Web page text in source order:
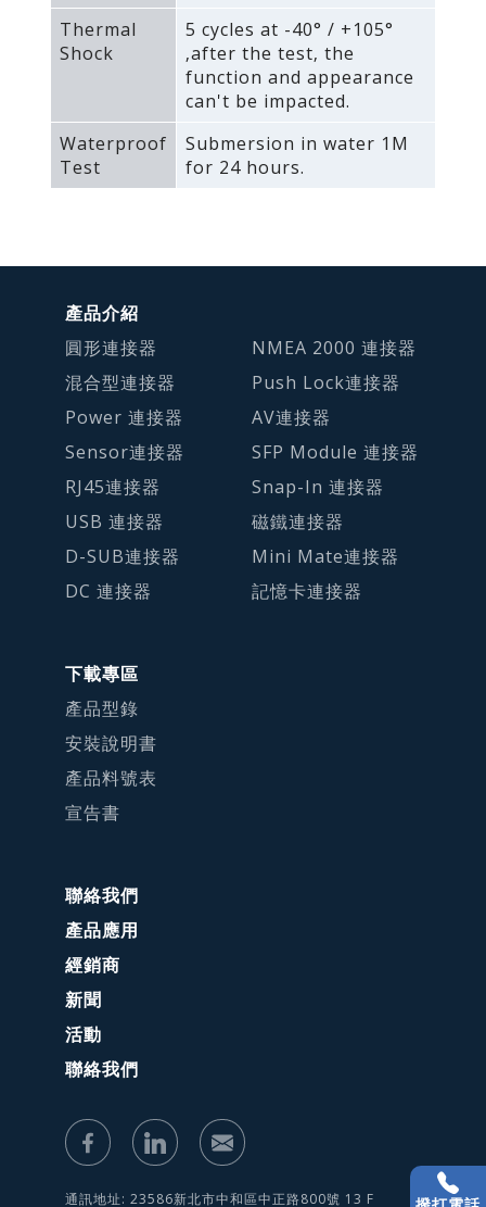
Thermal
Shock
5 cycles at -40° / +105°
‚after the test‚ the
function and appearance
can't be impacted.
Waterproof
Test
Submersion in water 1M
for 24 hours.
產品介紹
圓形連接器
混合型連接器
Power 連接器
Sensor連接器
RJ45連接器
USB 連接器
D-SUB連接器
DC 連接器
NMEA 2000 連接器
Push Lock連接器
AV連接器
SFP Module 連接器
Snap-In 連接器
磁鐵連接器
Mini Mate連接器
記憶卡連接器
下載專區
產品型錄
安裝說明書
產品料號表
宣告書
聯絡我們
產品應用
經銷商
新聞
活動
聯絡我們
通訊地址: 23586新北市中和區中正路800號 13 F